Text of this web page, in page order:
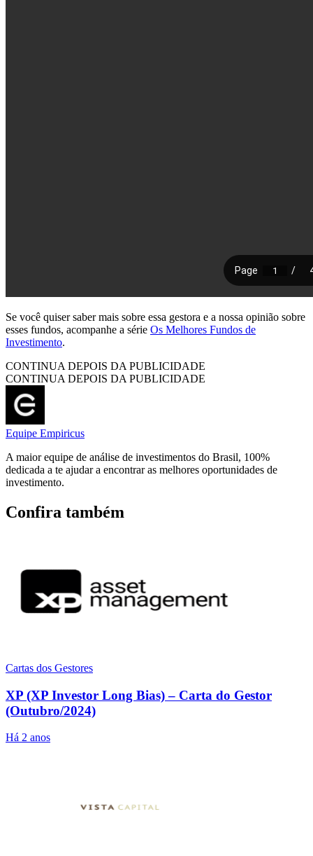
Se você quiser saber mais sobre essa gestora e a nossa opinião sobre
esses fundos, acompanhe a série Os Melhores Fundos de
Investimento.
CONTINUA DEPOIS DA PUBLICIDADE
CONTINUA DEPOIS DA PUBLICIDADE
Equipe Empiricus
A maior equipe de análise de investimentos do Brasil, 100%
dedicada a te ajudar a encontrar as melhores oportunidades de
investimento.
Confira também
Cartas dos Gestores
XP (XP Investor Long Bias) – Carta do Gestor
(Outubro/2024)
Há 2 anos